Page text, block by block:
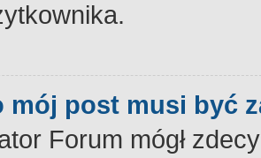
mój post musi być
Forum mógł